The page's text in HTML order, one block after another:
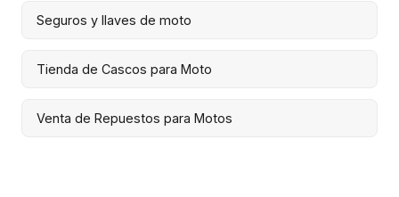
Seguros y llaves de moto
Tienda de Cascos para Moto
Venta de Repuestos para Motos